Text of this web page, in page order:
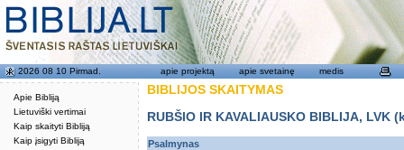
Apie Bibliją
Lietuviški vertimai
Kaip skaityti Bibliją
Kaip įsigyti Bibliją
2026 08 10 Pirmad. apie projektą apie svetainę medis
BIBLIJOS SKAITYMAS
RUBŠIO IR KAVALIAUSKO BIBLIJA,
Psalmynas